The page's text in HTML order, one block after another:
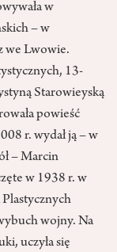
w
– w
we Lwowie.
13-
Starowieyską
powieść
r. wydał ją – w
– Marcin
w 1938 r. w
wojny. Na
uczyła się